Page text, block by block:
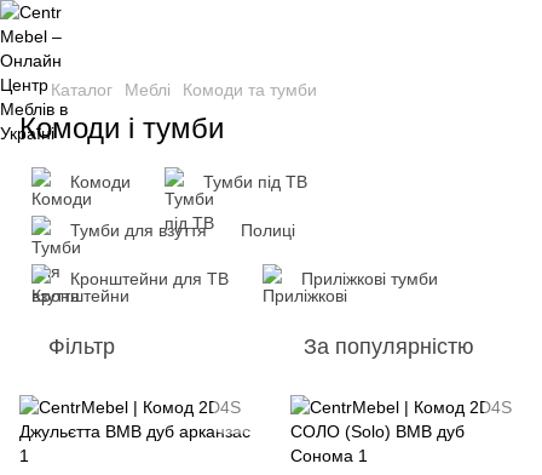
Каталог Меблі Комоди та тумби
Комоди і тумби
Комоди Тумби під ТВ
Тумби для взуття Полиці
Кронштейни для ТВ Приліжкові тумби
Фільтр За популярністю